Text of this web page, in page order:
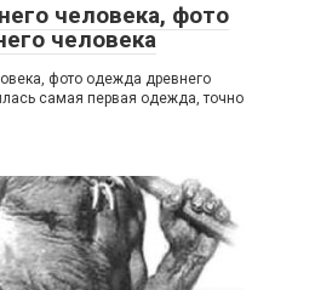
человека, фото
человека
фото одежда древнего
самая первая одежда, точно